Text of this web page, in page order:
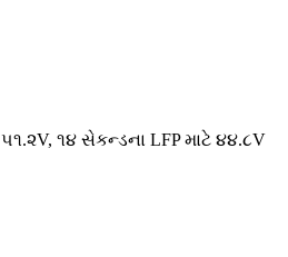
૧૪ સેકન્ડના LFP માટે ૪૪.૮V